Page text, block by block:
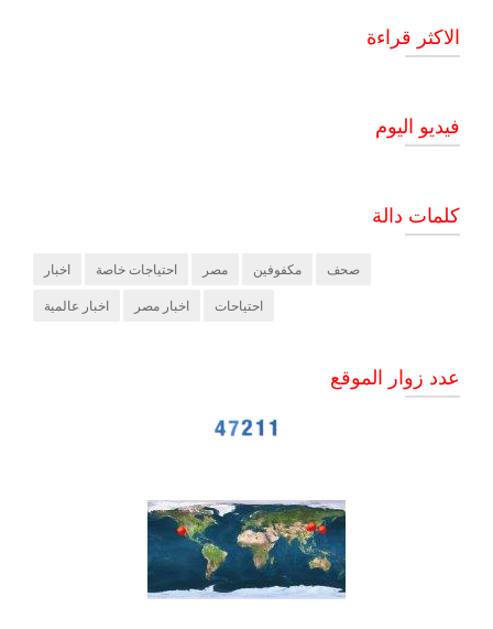
الاكثر قراءة
فيديو اليوم
كلمات دالة
اخبار احتياجات خاصة مصر مكفوفين
صحف
اخبار عالمية
اخبار مصر احتياحات
عدد زوار الموقع